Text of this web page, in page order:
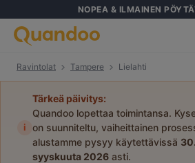
NOPEA & ILMAINEN
Ravintolat Tampere Lielahti
i
Tärkeä päivitys:
Quandoo lopettaa toimintansa.
on suunniteltu, vaiheittainen
alustamme pysyy käytettävissä 30.
syyskuuta 2026 asti.